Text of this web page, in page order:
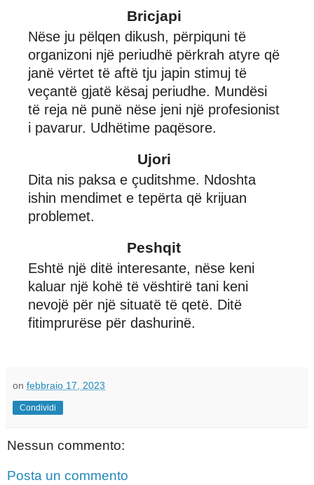
Bricjapi
Nëse ju pëlqen dikush, përpiquni të
organizoni një periudhë përkrah atyre që
janë vërtet të aftë tju japin stimuj të
veçantë gjatë kësaj periudhe. Mundësi
të reja në punë nëse jeni një profesionist
i pavarur. Udhëtime paqësore.
Ujori
Dita nis paksa e çuditshme. Ndoshta
ishin mendimet e tepërta që krijuan
problemet.
Peshqit
Eshtë një ditë interesante, nëse keni
kaluar një kohë të vështirë tani keni
nevojë për një situatë të qetë. Ditë
fitimprurëse për dashurinë.
on febbraio 17, 2023
Condividi
Nessun commento:
Posta un commento